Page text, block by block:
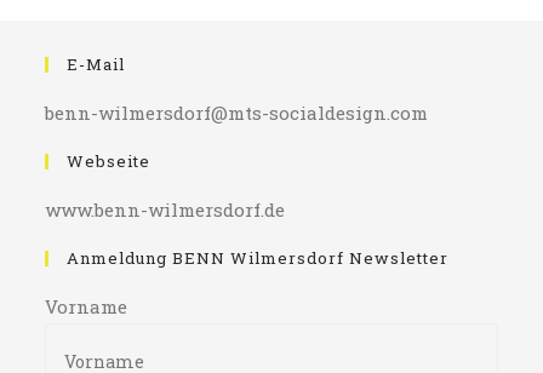
E-Mail
benn-wilmersdorf@mts-socialdesign.com
Webseite
www.benn-wilmersdorf.de
Anmeldung BENN Wilmersdorf Newsletter
Vorname